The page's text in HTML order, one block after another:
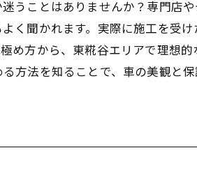
うことはありませんか？専門店
く聞かれます。実際に施工を受
め方から、東糀谷エリアで理想
方法を知ることで、車の美観と